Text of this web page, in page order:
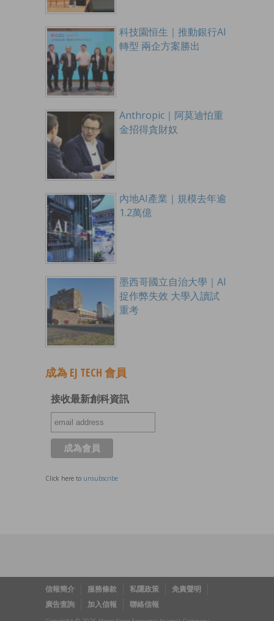
科技園恒生｜推動銀行AI
轉型 兩企方案勝出
Anthropic｜阿莫迪怕重
金招得貪財奴
內地AI產業｜規模去年逾
1.2萬億
墨西哥國立自治大學｜AI
捉作弊失效 大學入讀試
重考
成為 EJ TECH 會員
接收最新創科資訊
Click here to unsubscribe
信報簡介 服務條款 私隱政策
免責聲明
廣告查詢
加入信報 聯絡信報